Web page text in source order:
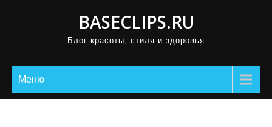
BASECLIPS.RU
Блог красоты, стиля и здоровья
Меню